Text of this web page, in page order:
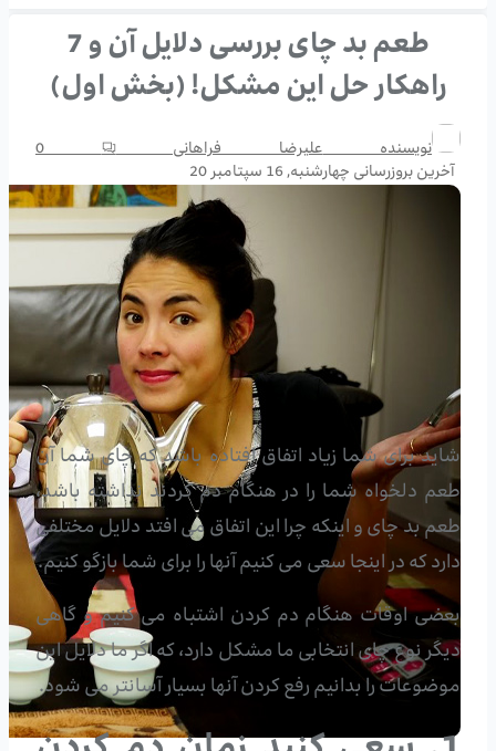
طعم بد چای بررسی دلایل آن و 7
راهکار حل این مشکل! (بخش اول)
نویسندهعلیرضا فراهانی
0
آخرین بروزرسانی چهارشنبه, 16 سپتامبر 20
شاید برای شما زیاد اتفاق افتاده باشد که چای شما آن
طعم دلخواه شما را در هنگام دم کردند نداشته باشد،
طعم بد چای و اینکه چرا این اتفاق می افتد دلایل مختلفی
دارد که در اینجا سعی می کنیم آنها را برای شما بازگو کنیم.
بعضی اوقات هنگام دم کردن اشتباه می کنیم و گاهی
دیگر نوع چای انتخابی ما مشکل دارد، که اگر ما دلایل این
موضوعات را بدانیم رفع کردن آنها بسیار آسانتر می شود.